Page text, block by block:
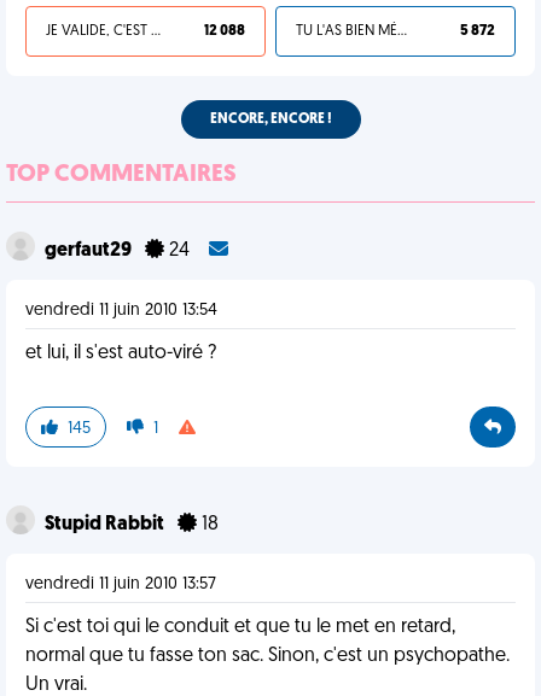
JE VALIDE, C'EST UNE VDM 12 088 TU L'AS BIEN MÉRITÉ 5 872
ENCORE, ENCORE !
TOP COMMENTAIRES
gerfaut29 24
vendredi 11 juin 2010 13:54
et lui, il s'est auto-viré ?
145 1
Stupid Rabbit 18
vendredi 11 juin 2010 13:57
Si c'est toi qui le conduit et que tu le met en retard,
normal que tu fasse ton sac. Sinon, c'est un psychopathe.
Un vrai.